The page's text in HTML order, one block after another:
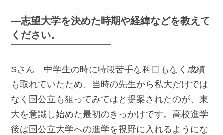
―志望大学を決めた時期や経緯などを教えて
ください。
Sさん 中学生の時に特段苦手な科目もなく成績
も取れていたため、当時の先生から私大だけでは
なく国公立も狙ってみてはと提案されたのが、東
大を意識し始めた最初のきっかけです。高校進学
後は国公立大学への進学を視野に入れるようにな